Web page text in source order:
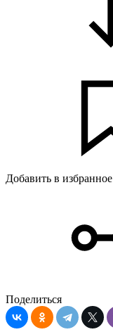
Добавить в избранное
Поделиться